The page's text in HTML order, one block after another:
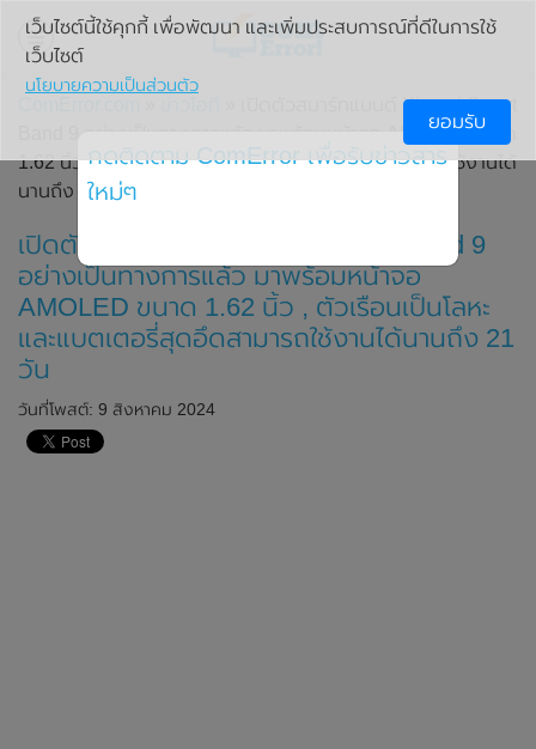
» เปิดตัวสมาร์ทแบนด์ Xiaomi Smart
Band 9 อย่างเป็นทางการแล้ว มาพร้อมหน้าจอ AMOLED ขนาด
1.62 นิ้ว , ตัวเรือนเป็นโลหะ และแบตเตอรี่สุดอึดสามารถใช้งานได้
นานถึง 21 วัน
เปิดตัวสมาร์ทแบนด์ Xiaomi Smart Band 9
อย่างเป็นทางการแล้ว มาพร้อมหน้าจอ
AMOLED ขนาด 1.62 นิ้ว , ตัวเรือนเป็นโลหะ
และแบตเตอรี่สุดอึดสามารถใช้งานได้นานถึง 21
วัน
วันที่โพสต์: 9 สิงหาคม 2024
เว็บไซต์นี้ใช้คุกกี้ เพื่อพัฒนา และเพิ่มประสบการณ์ที่ดีในการใช้
เว็บไซต์
นโยบายความเป็นส่วนตัว
ยอมรับ
กดติดตาม ComError เพื่อรับข่าวสาร
ใหม่ๆ